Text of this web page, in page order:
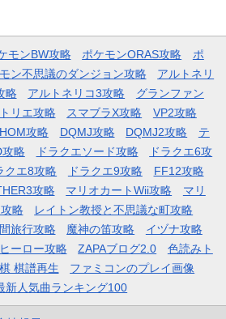
モンBW攻略 ポケモンORAS攻略
ポ
ン不思議のダンジョン攻略
アルトネリ
略 アルトネリコ3攻略
グランファン
リエ攻略 スマブラX攻略
VP2攻略
攻略
DQMJ攻略 DQMJ2攻略
テ
攻略
ドラクエソード攻略
ドラクエ6攻
クエ8攻略 ドラクエ9攻略
FF12攻略
攻略 マリオカートWii攻略
マリ
略
レイトン教授と不思議な町攻略
旅行攻略 魔神の笛攻略
イヅナ攻略
ーロー攻略 ZAPAブログ2.0
色読みト
棋譜再生
ファミコンのプレイ画像
新人気曲ランキング100